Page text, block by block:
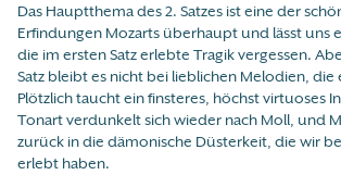
Das Hauptthema des 2. Satzes ist eine der
Erfindungen Mozarts überhaupt und lässt uns
die im ersten Satz erlebte Tragik vergessen.
Satz bleibt es nicht bei lieblichen Melodien, die
Plötzlich taucht ein finsteres, höchst virtuoses
Tonart verdunkelt sich wieder nach Moll, und
zurück in die dämonische Düsterkeit, die wir
erlebt haben.